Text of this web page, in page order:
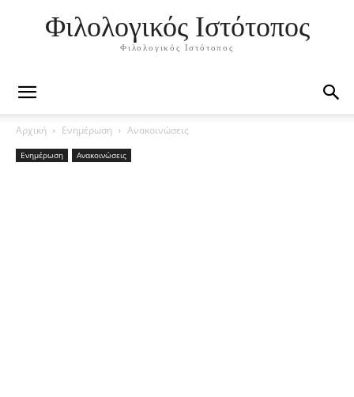
Φιλολογικός Ιστότοπος
Φιλολογικός Ιστότοπος
Αρχική Ενημέρωση Ανακοινώσεις
Ενημέρωση Ανακοινώσεις